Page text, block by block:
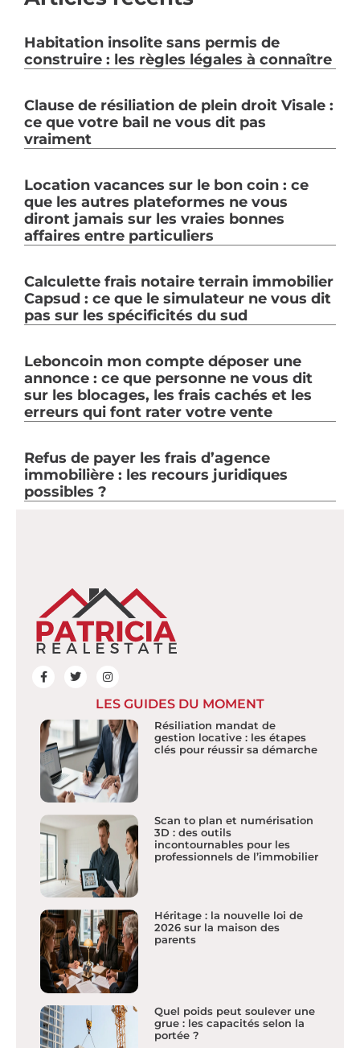
Habitation insolite sans permis de
construire : les règles légales à connaître
Clause de résiliation de plein droit Visale :
ce que votre bail ne vous dit pas
vraiment
Location vacances sur le bon coin : ce
que les autres plateformes ne vous
diront jamais sur les vraies bonnes
affaires entre particuliers
Calculette frais notaire terrain immobilier
Capsud : ce que le simulateur ne vous dit
pas sur les spécificités du sud
Leboncoin mon compte déposer une
annonce : ce que personne ne vous dit
sur les blocages, les frais cachés et les
erreurs qui font rater votre vente
Refus de payer les frais d’agence
immobilière : les recours juridiques
possibles ?
LES GUIDES DU MOMENT
Résiliation mandat de
gestion locative : les étapes
clés pour réussir sa démarche
Scan to plan et numérisation
3D : des outils
incontournables pour les
professionnels de l’immobilier
Héritage : la nouvelle loi de
2026 sur la maison des
parents
Quel poids peut soulever une
grue : les capacités selon la
portée ?